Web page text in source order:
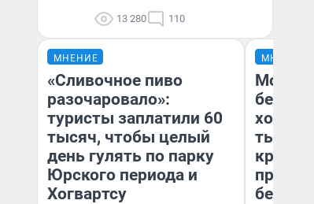
13 280 110
МНЕНИЕ
«Сливочное пиво
разочаровало»:
туристы заплатили 60
тысяч, чтобы целый
день гулять по парку
Юрского периода и
Хогвартсу
МНЕНИЕ
Мой
хотела
тысяч,